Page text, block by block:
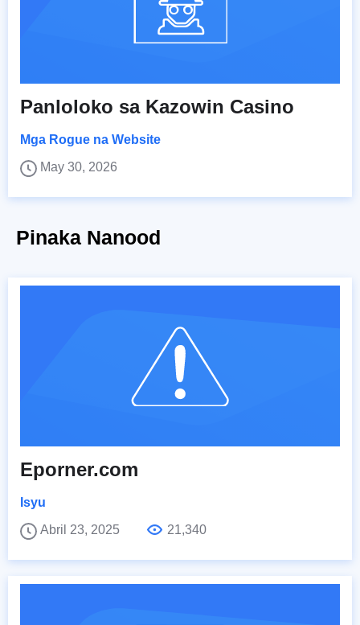
Panloloko sa Kazowin Casino
Mga Rogue na Website
May 30, 2026
Pinaka Nanood
Eporner.com
Isyu
Abril 23, 2025
21,340